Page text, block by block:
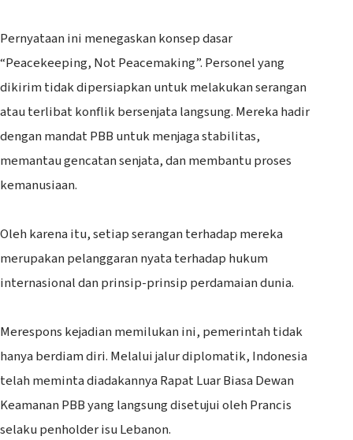
‎Pernyataan ini menegaskan konsep dasar
“Peacekeeping, Not Peacemaking”. Personel yang
dikirim tidak dipersiapkan untuk melakukan serangan
atau terlibat konflik bersenjata langsung. Mereka hadir
dengan mandat PBB untuk menjaga stabilitas,
memantau gencatan senjata, dan membantu proses
kemanusiaan.
‎Oleh karena itu, setiap serangan terhadap mereka
merupakan pelanggaran nyata terhadap hukum
internasional dan prinsip-prinsip perdamaian dunia.
‎Merespons kejadian memilukan ini, pemerintah tidak
hanya berdiam diri. Melalui jalur diplomatik, Indonesia
telah meminta diadakannya Rapat Luar Biasa Dewan
Keamanan PBB yang langsung disetujui oleh Prancis
selaku penholder isu Lebanon.